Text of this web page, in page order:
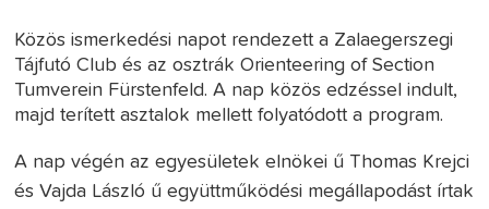
Közös ismerkedési napot rendezett a Zalaegerszegi
Tájfutó Club és az osztrák Orienteering of Section
Tumverein Fürstenfeld. A nap közös edzéssel indult,
majd terített asztalok mellett folyatódott a program.
A nap végén az egyesületek elnökei ű Thomas Krejci
és Vajda László ű együttműködési megállapodást írtak